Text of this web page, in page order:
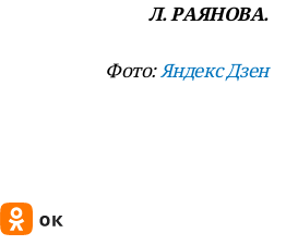
Л. РАЯНОВА.
Фото:Яндекс Дзен